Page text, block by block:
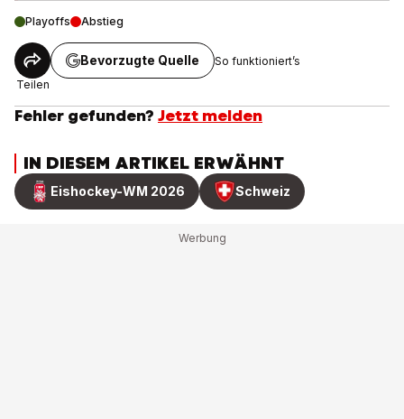
Playoffs Abstieg
Teilen
Bevorzugte Quelle So funktioniert’s
Fehler gefunden? Jetzt melden
IN DIESEM ARTIKEL ERWÄHNT
Eishockey-WM 2026 Schweiz